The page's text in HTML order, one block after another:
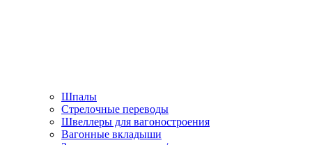
Шпалы
Стрелочные переводы
Швеллеры для вагоностроения
Вагонные вкладыши